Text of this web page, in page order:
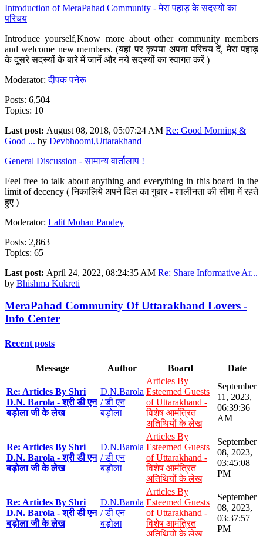
Introduction of MeraPahad Community - मेरा पहाड़ के सदस्यों का
परिचय
Introduce yourself,Know more about other community members
and welcome new members. (यहां पर कृपया अपना परिचय दें, मेरा पहाड़
के दूसरे सदस्यों के बारे में जानें और नये सदस्यों का स्वागत करें )
Moderator:दीपक पनेरू
Posts: 6,504
Topics: 10
Last post: August 08, 2018, 05:07:24 AM Re: Good Morning &
Good ... by Devbhoomi,Uttarakhand
General Discussion - सामान्य वार्तालाप !
Feel free to talk about anything and everything in this board in the
limit of decency ( निकालिये अपने दिल का गुबार - शालीनता की सीमा में रहते
हुए )
Moderator: Lalit Mohan Pandey
Posts: 2,863
Topics: 65
Last post: April 24, 2022, 08:24:35 AM Re: Share Informative Ar...
by Bhishma Kukreti
MeraPahad Community Of Uttarakhand Lovers -
Info Center
Recent posts
Message Author Board Date
Re: Articles By Shri
D.N. Barola - श्री डी एन
बड़ोला जी के लेख
D.N.Barola
/ डी एन
बड़ोला
Articles By
Esteemed Guests
of Uttarakhand -
विशेष आमंत्रित
अतिथियों के लेख
September
11, 2023,
06:39:36
AM
Re: Articles By Shri
D.N. Barola - श्री डी एन
बड़ोला जी के लेख
D.N.Barola
/ डी एन
बड़ोला
Articles By
Esteemed Guests
of Uttarakhand -
विशेष आमंत्रित
अतिथियों के लेख
September
08, 2023,
03:45:08
PM
Re: Articles By Shri
D.N. Barola - श्री डी एन
बड़ोला जी के लेख
D.N.Barola
/ डी एन
बड़ोला
Articles By
Esteemed Guests
of Uttarakhand -
विशेष आमंत्रित
अतिथियों के लेख
September
08, 2023,
03:37:57
PM